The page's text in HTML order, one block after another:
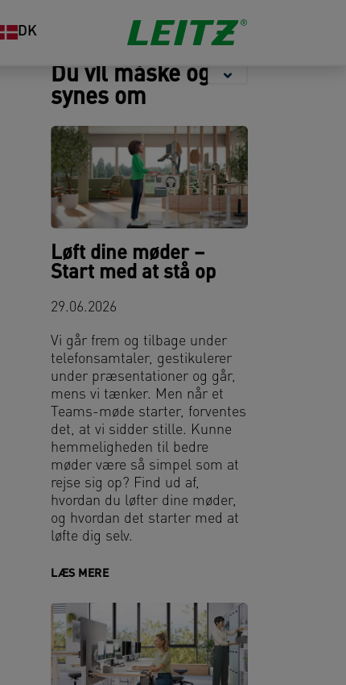
DK
Hæftning og
hulning
Du vil måske også
synes om
Løft dine møder –
Start med at stå op
29.06.2026
Vi går frem og tilbage under
telefonsamtaler, gestikulerer
under præsentationer og går,
mens vi tænker. Men når et
Teams-møde starter, forventes
det, at vi sidder stille. Kunne
hemmeligheden til bedre
møder være så simpel som at
rejse sig op? Find ud af,
hvordan du løfter dine møder,
og hvordan det starter med at
løfte dig selv.
LÆS MERE